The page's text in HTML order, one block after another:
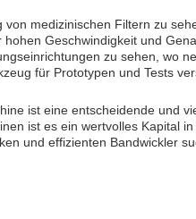
medizinischen Filtern zu
Geschwindigkeit und
zu sehen, wo
für Prototypen und Tests
ist eine entscheidende und
ist es ein wertvolles Kapital
und effizienten Bandwickler